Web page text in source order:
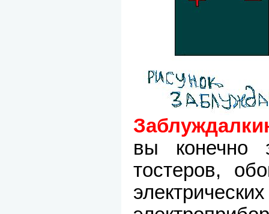
вы конечно
тостеров,